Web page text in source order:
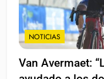
NOTICIAS
Van Avermaet: